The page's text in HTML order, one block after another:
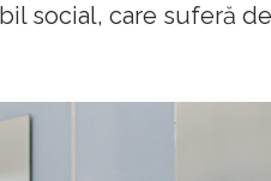
social, care suferă